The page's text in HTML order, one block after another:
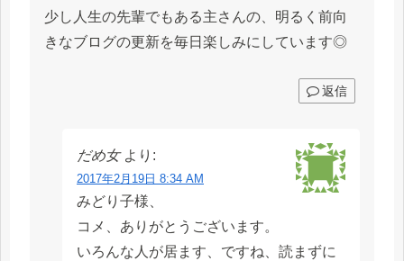
少し人生の先輩でもある主さんの、明るく前向
きなブログの更新を毎日楽しみにしています◎
返信
だめ女 より:
2017年2月19日 8:34 AM
みどり子様、
コメ、ありがとうございます。
いろんな人が居ます、ですね、読まずに